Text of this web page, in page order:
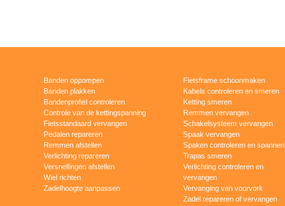
Banden oppompen
Banden plakken
Bandenprofiel controleren
Controle van de kettingspanning
Fietsstandaard vervangen
Pedalen repareren
Remmen afstellen
Verlichting repareren
Versnellingen afstellen
Wiel richten
Zadelhoogte aanpassen
Fietsframe schoonmaken
Kabels controleren en smeren
Ketting smeren
Remmen vervangen
Schakelsysteem vervangen
Spaak vervangen
Spaken controleren en spannen
Trapas smeren
Verlichting controleren en
vervangen
Vervanging van voorvork
Zadel repareren of vervangen